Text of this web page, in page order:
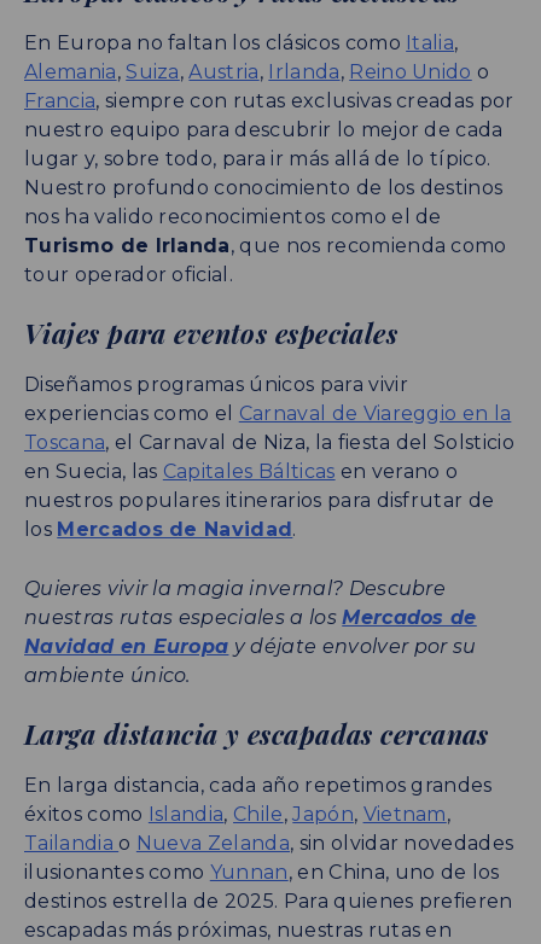
En Europa no faltan los clásicos como Italia,
Alemania,Suiza,Austria, Irlanda, Reino Unido o
Francia, siempre con rutas exclusivas creadas por
nuestro equipo para descubrir lo mejor de cada
lugar y, sobre todo, para ir más allá de lo típico.
Nuestro profundo conocimiento de los destinos
nos ha valido reconocimientos como el de
Turismo de Irlanda, que nos recomienda como
tour operador oficial.
Viajes para eventos especiales
Diseñamos programas únicos para vivir
experiencias como el Carnaval de Viareggio en la
Toscana, el Carnaval de Niza, la fiesta del Solsticio
en Suecia, las Capitales Bálticas en verano o
nuestros populares itinerarios para disfrutar de
los Mercados de Navidad .
Quieres vivir la magia invernal? Descubre
nuestras rutas especiales a losMercados de
Navidad en Europa y déjate envolver por su
ambiente único.
Larga distancia y escapadas cercanas
En larga distancia, cada año repetimos grandes
éxitos como Islandia, Chile,Japón, Vietnam,
Tailandia o Nueva Zelanda, sin olvidar novedades
ilusionantes como Yunnan, en China, uno de los
destinos estrella de 2025. Para quienes prefieren
escapadas más próximas, nuestras rutas en